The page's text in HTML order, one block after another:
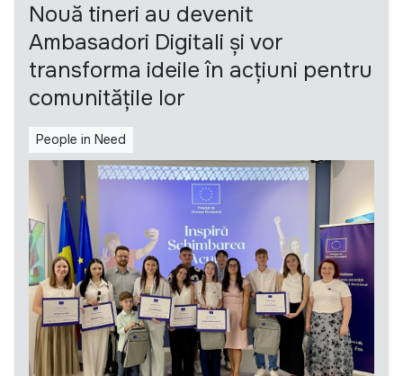
Nouă tineri au devenit
Ambasadori Digitali și vor
transforma ideile în acțiuni pentru
comunitățile lor
People in Need